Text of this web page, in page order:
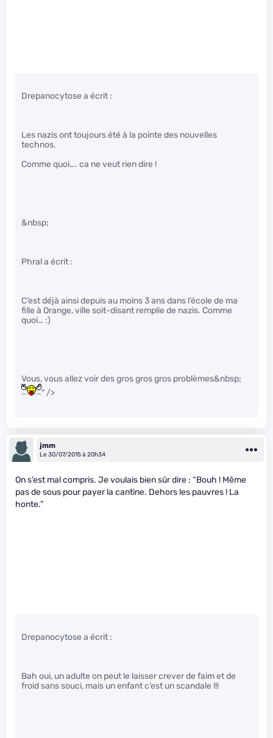
Drepanocytose a écrit :
Les nazis ont toujours été à la pointe des nouvelles
technos.
Comme quoi…. ca ne veut rien dire !
&nbsp;
Phral a écrit :
C’est déjà ainsi depuis au moins 3 ans dans l’école de ma
fille à Orange, ville soit-disant remplie de nazis. Comme
quoi… :)
Vous, vous allez voir des gros gros gros problèmes&nbsp;
" />
jmm
Le 30/07/2015 à 20h34
On s’est mal compris. Je voulais bien sûr dire : “Bouh ! Même
pas de sous pour payer la cantine. Dehors les pauvres ! La
honte.”
Drepanocytose a écrit :
Bah oui, un adulte on peut le laisser crever de faim et de
froid sans souci, mais un enfant c’est un scandale !!!